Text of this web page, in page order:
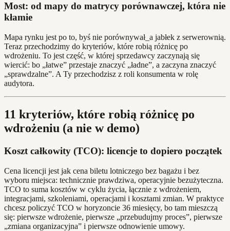
Most: od mapy do matrycy porównawczej, która nie
kłamie
Mapa rynku jest po to, byś nie porównywał_a jabłek z serwerownią.
Teraz przechodzimy do kryteriów, które robią różnicę po
wdrożeniu. To jest część, w której sprzedawcy zaczynają się
wiercić: bo „łatwe” przestaje znaczyć „ładne”, a zaczyna znaczyć
„sprawdzalne”. A Ty przechodzisz z roli konsumenta w rolę
audytora.
11 kryteriów, które robią różnicę po
wdrożeniu (a nie w demo)
Koszt całkowity (TCO): licencje to dopiero początek
Cena licencji jest jak cena biletu lotniczego bez bagażu i bez
wyboru miejsca: technicznie prawdziwa, operacyjnie bezużyteczna.
TCO to suma kosztów w cyklu życia, łącznie z wdrożeniem,
integracjami, szkoleniami, operacjami i kosztami zmian. W praktyce
chcesz policzyć TCO w horyzoncie 36 miesięcy, bo tam mieszczą
się: pierwsze wdrożenie, pierwsze „przebudujmy proces”, pierwsze
„zmiana organizacyjna” i pierwsze odnowienie umowy.